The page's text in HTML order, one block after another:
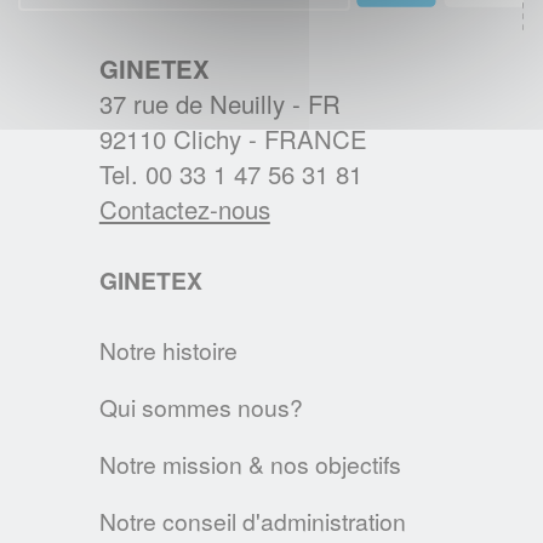
BREXIT : L'IMPACT SUR L'ETIQUETAGE
Les régles d'étiquetage des textiles
changent au 1er janvier 2021. Voici les
Textile & Fashion Care Awards 2023: Les
candidatures sont ouvertes !
Des Awards pour promouvoir l'entretien
textile de demain
EN SAVOIR PLUS
GINETEX
37 rue de Neuilly - FR
92110 Clichy - FRANCE
Tel. 00 33 1 47 56 31 81
Contactez-nous
GINETEX
Notre histoire
Qui sommes nous?
Notre mission & nos objectifs
Notre conseil d'administration